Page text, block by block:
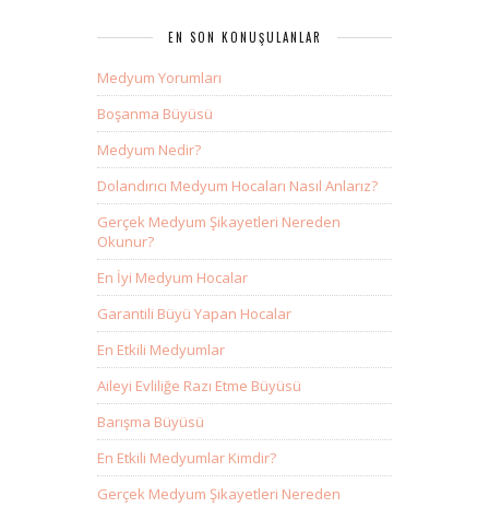
EN SON KONUŞULANLAR
Medyum Yorumları
Boşanma Büyüsü
Medyum Nedir?
Dolandırıcı Medyum Hocaları Nasıl Anlarız?
Gerçek Medyum Şikayetleri Nereden
Okunur?
En İyi Medyum Hocalar
Garantili Büyü Yapan Hocalar
En Etkili Medyumlar
Aileyi Evliliğe Razı Etme Büyüsü
Barışma Büyüsü
En Etkili Medyumlar Kimdir?
Gerçek Medyum Şikayetleri Nereden